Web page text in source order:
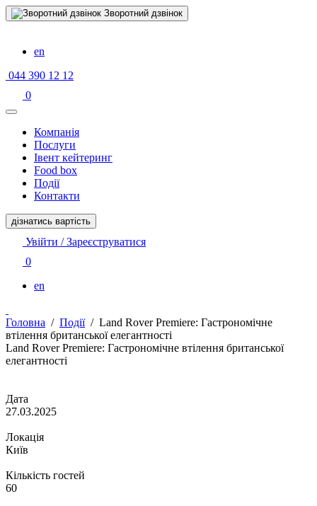
Зворотний дзвінок
en
044 390 12 12
0
Компанiя
Послуги
Івент кейтеринг
Food box
Події
Контакти
дізнатись вартість
Увійти / Зареєструватися
0
en
Головна / Події/ Land Rover Premiere: Гастрономічне
втілення британської елегантності
Land Rover Premiere: Гастрономічне втілення британської
елегантності
Дата
27.03.2025
Локація
Київ
Кількість гостей
60